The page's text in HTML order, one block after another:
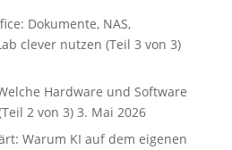
Dokumente, NAS,
clever nutzen (Teil 3 von 3)
Hardware und Software
2 von 3) 3. Mai 2026
Warum KI auf dem eigenen